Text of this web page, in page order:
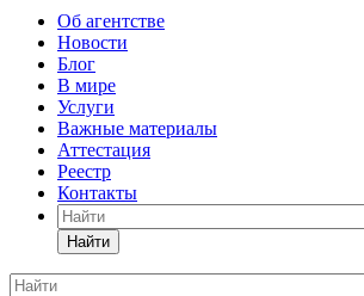
Об агентстве
Новости
Блог
В мире
Услуги
Важные материалы
Аттестация
Реестр
Контакты
Найти